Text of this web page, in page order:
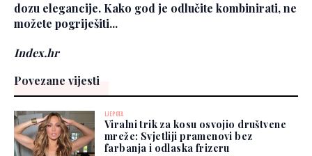
dozu elegancije. Kako god je odlučite kombinirati, ne
možete pogriješiti...
Index.hr
Povezane vijesti
LJEPOTA
Viralni trik za kosu osvojio društvene
mreže: Svjetliji pramenovi bez
farbanja i odlaska frizeru